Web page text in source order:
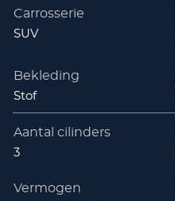
Carrosserie
SUV
Bekleding
Stof
Aantal cilinders
3
Vermogen